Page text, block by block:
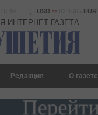
USD EUR
ИНТЕРНЕТ-ГАЗЕТА
Редакция О газете